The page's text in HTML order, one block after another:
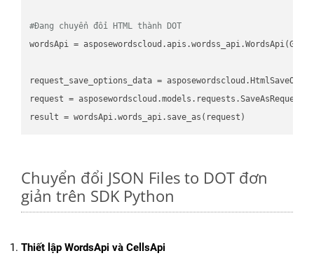
#Đang chuyển đổi HTML thành DOT
wordsApi =
request_save_options_data =
request
result
Chuyển đổi JSON Files to DOT đơn
giản trên SDK Python
Thiết lập WordsApi và CellsApi